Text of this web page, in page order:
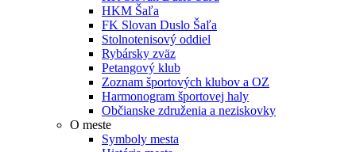
HKM Šaľa
FK Slovan Duslo Šaľa
Stolnotenisový oddiel
Rybársky zväz
Petangový klub
Zoznam športových klubov a OZ
Harmonogram športovej haly
Občianske združenia a neziskovky
O meste
Symboly mesta